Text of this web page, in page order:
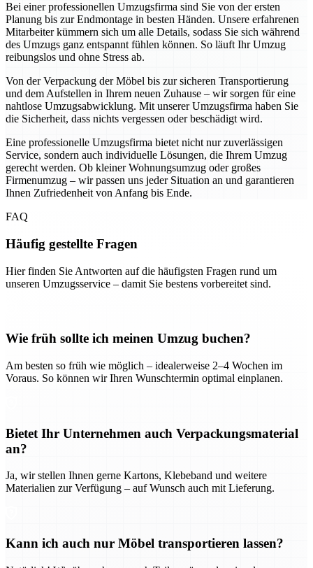
Bei einer professionellen Umzugsfirma sind Sie von der ersten
Planung bis zur Endmontage in besten Händen. Unsere erfahrenen
Mitarbeiter kümmern sich um alle Details, sodass Sie sich während
des Umzugs ganz entspannt fühlen können. So läuft Ihr Umzug
reibungslos und ohne Stress ab.
Von der Verpackung der Möbel bis zur sicheren Transportierung
und dem Aufstellen in Ihrem neuen Zuhause – wir sorgen für eine
nahtlose Umzugsabwicklung. Mit unserer Umzugsfirma haben Sie
die Sicherheit, dass nichts vergessen oder beschädigt wird.
Eine professionelle Umzugsfirma bietet nicht nur zuverlässigen
Service, sondern auch individuelle Lösungen, die Ihrem Umzug
gerecht werden. Ob kleiner Wohnungsumzug oder großes
Firmenumzug – wir passen uns jeder Situation an und garantieren
Ihnen Zufriedenheit von Anfang bis Ende.
FAQ
Häufig gestellte Fragen
Hier finden Sie Antworten auf die häufigsten Fragen rund um
unseren Umzugsservice – damit Sie bestens vorbereitet sind.
Wie früh sollte ich meinen Umzug buchen?
Am besten so früh wie möglich – idealerweise 2–4 Wochen im
Voraus. So können wir Ihren Wunschtermin optimal einplanen.
Bietet Ihr Unternehmen auch Verpackungsmaterial
an?
Ja, wir stellen Ihnen gerne Kartons, Klebeband und weitere
Materialien zur Verfügung – auf Wunsch auch mit Lieferung.
Kann ich auch nur Möbel transportieren lassen?